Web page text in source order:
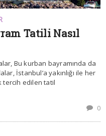
Tatili Nasıl
Bu kurban bayramında da
İstanbul’a yakınlığı ile her
tercih edilen tatil
0